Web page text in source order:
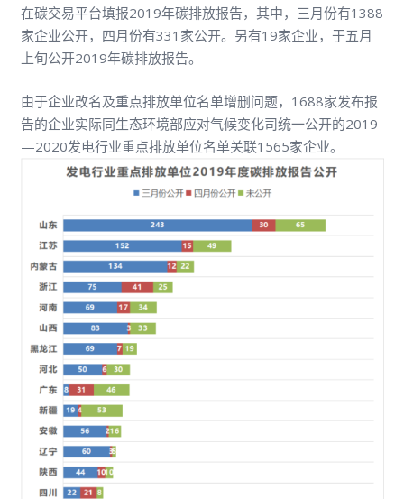
在碳交易平台填报2019年碳排放报告，其中，三月份有1388
家企业公开，四月份有331家公开。另有19家企业，于五月
上旬公开2019年碳排放报告。
由于企业改名及重点排放单位名单增删问题，1688家发布报
告的企业实际同生态环境部应对气候变化司统一公开的2019
—2020发电行业重点排放单位名单关联1565家企业。